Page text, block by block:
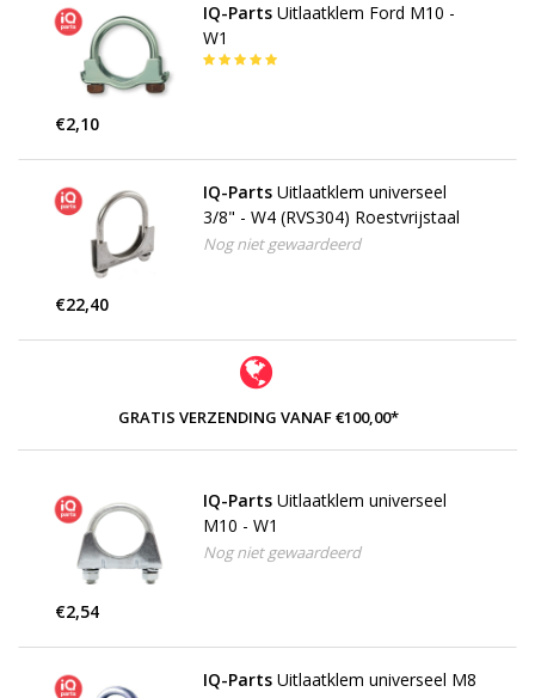
IQ-Parts Uitlaatklem Ford M10 -
W1
€2,10
IQ-Parts Uitlaatklem universeel
3/8" - W4 (RVS304) Roestvrijstaal
Nog niet gewaardeerd
€22,40
GRATIS VERZENDING VANAF €100,00*
IQ-Parts Uitlaatklem universeel
M10 - W1
Nog niet gewaardeerd
€2,54
IQ-Parts Uitlaatklem universeel M8